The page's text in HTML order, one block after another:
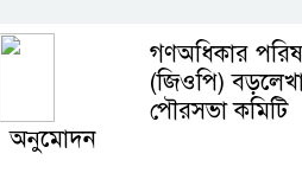
গণঅধিকার
(জিওপি)
পৌরসভা কমিটি
অনুমোদন